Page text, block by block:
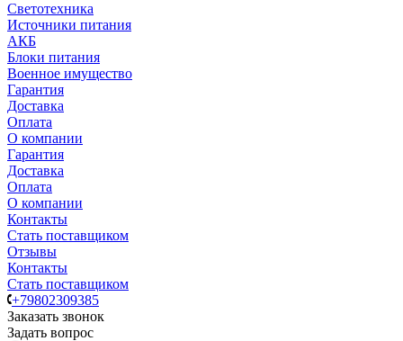
Светотехника
Источники питания
АКБ
Блоки питания
Военное имущество
Гарантия
Доставка
Оплата
О компании
Гарантия
Доставка
Оплата
О компании
Контакты
Стать поставщиком
Отзывы
Контакты
Стать поставщиком
+79802309385
Заказать звонок
Задать вопрос